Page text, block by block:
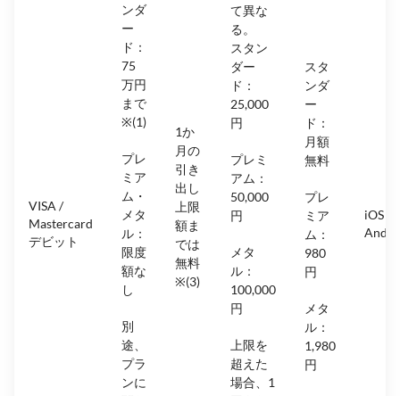
VISA /
Mastercard
デビット
ンダ
ー
ド：
75
万円
まで
※(1)
プレ
ミア
ム・
メタ
ル：
限度
額な
し
別
途、
プラ
ンに
1か
月の
引き
出し
上限
額ま
では
無料
※(3)
て異な
る。
スタン
ダー
ド：
25,000
円
プレミ
アム：
50,000
円
メタ
ル：
100,000
円
上限を
超えた
場合、1
スタ
ンダ
ー
ド：
月額
無料
プレ
ミア
ム：
980
円
メタ
ル：
1,980
円
iOS &